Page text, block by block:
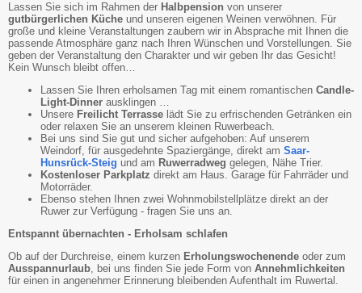
Lassen Sie sich im Rahmen der Halbpension von unserer
gutbürgerlichen Küche und unseren eigenen Weinen verwöhnen. Für
große und kleine Veranstaltungen zaubern wir in Absprache mit Ihnen die
passende Atmosphäre ganz nach Ihren Wünschen und Vorstellungen. Sie
geben der Veranstaltung den Charakter und wir geben Ihr das Gesicht!
Kein Wunsch bleibt offen…
Lassen Sie Ihren erholsamen Tag mit einem romantischen Candle-
Light-Dinner ausklingen …
Unsere Freilicht Terrasse lädt Sie zu erfrischenden Getränken ein
oder relaxen Sie an unserem kleinen Ruwerbeach.
Bei uns sind Sie gut und sicher aufgehoben: Auf unserem
Weindorf, für ausgedehnte Spaziergänge, direkt am Saar-
Hunsrück-Steig und am Ruwerradweg gelegen, Nähe Trier.
Kostenloser Parkplatz direkt am Haus. Garage für Fahrräder und
Motorräder.
Ebenso stehen Ihnen zwei Wohnmobilstellplätze direkt an der
Ruwer zur Verfügung - fragen Sie uns an.
Entspannt übernachten - Erholsam schlafen
Ob auf der Durchreise, einem kurzen Erholungswochenende oder zum
Ausspannurlaub , bei uns finden Sie jede Form von Annehmlichkeiten
für einen in angenehmer Erinnerung bleibenden Aufenthalt im Ruwertal.